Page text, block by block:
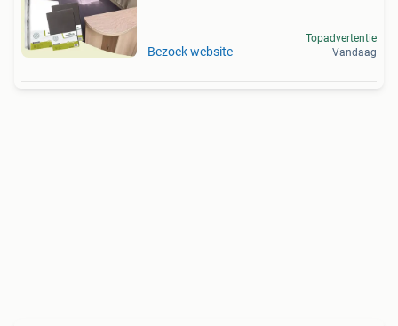
Bezoek website
Topadvertentie
Vandaag